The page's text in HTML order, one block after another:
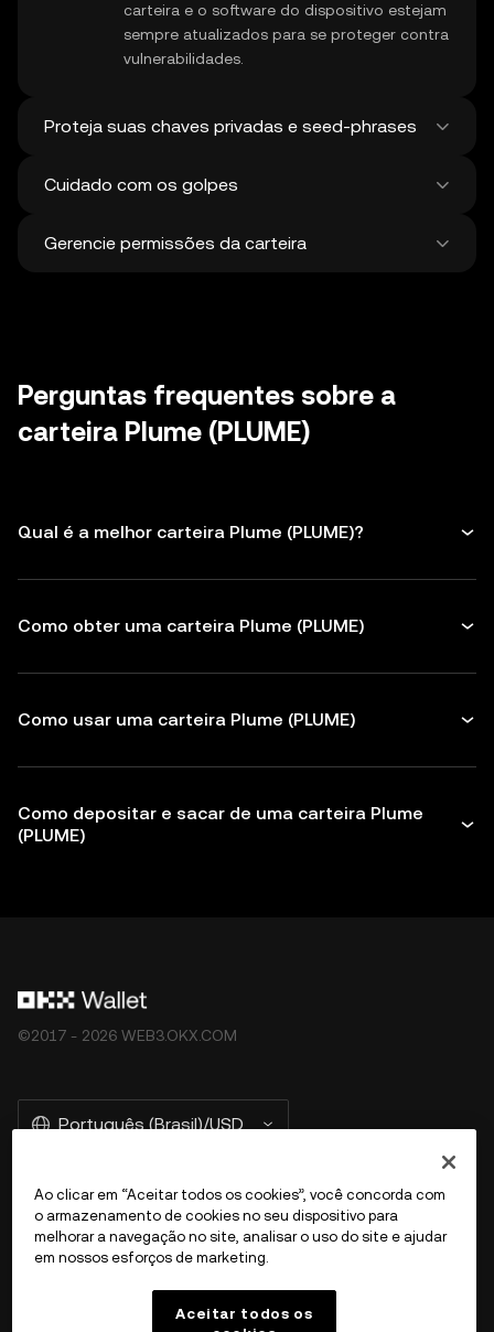
carteira e o software do dispositivo estejam
sempre atualizados para se proteger contra
vulnerabilidades.
Proteja suas chaves privadas e seed-phrases
Nunca compartilhe sua chave privada ou
capturas de tela ou armazenamento digital
Cuidado com os golpes
Fique atento a golpes de phishing
Gerencie permissões da carteira
se de verificar os endereços dos
destinatários antes de fazer qualquer
transação
Perguntas frequentes sobre a
carteira Plume (PLUME)
Qual é a melhor carteira Plume (PLUME)?
Como obter uma carteira Plume (PLUME)
Como usar uma carteira Plume (PLUME)
Como depositar e sacar de uma carteira Plume
(PLUME)
©2017 - 2026 WEB3.OKX.COM
Português (Brasil)/USD
Mais sobre a OKX Web3
Ao clicar em “Aceitar todos os cookies”, você concorda com
o armazenamento de cookies no seu dispositivo para
melhorar a navegação no site, analisar o uso do site e ajudar
em nossos esforços de marketing.
Aceitar todos os